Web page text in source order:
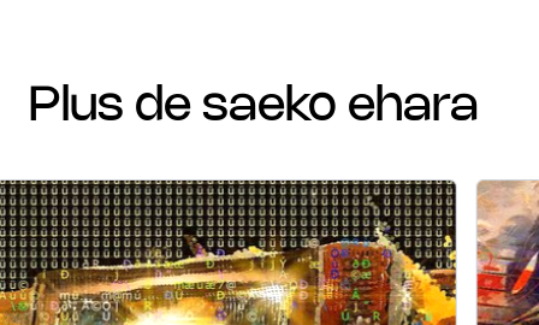
plus de saeko ehara